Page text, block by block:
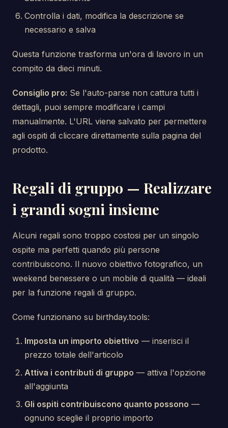
Controlla i dati, modifica la descrizione se
necessario e salva
Questa funzione trasforma un'ora di lavoro in un
compito da dieci minuti.
Consiglio pro: Se l'auto-parse non cattura tutti i
dettagli, puoi sempre modificare i campi
manualmente. L'URL viene salvato per permettere
agli ospiti di cliccare direttamente sulla pagina del
prodotto.
Regali di gruppo — Realizzare
i grandi sogni insieme
Alcuni regali sono troppo costosi per un singolo
ospite ma perfetti quando più persone
contribuiscono. Il nuovo obiettivo fotografico, un
weekend benessere o un mobile di qualità — ideali
per la funzione regali di gruppo.
Come funzionano su birthday.tools:
Imposta un importo obiettivo — inserisci il
prezzo totale dell'articolo
Attiva i contributi di gruppo — attiva l'opzione
all'aggiunta
Gli ospiti contribuiscono quanto possono —
ognuno sceglie il proprio importo